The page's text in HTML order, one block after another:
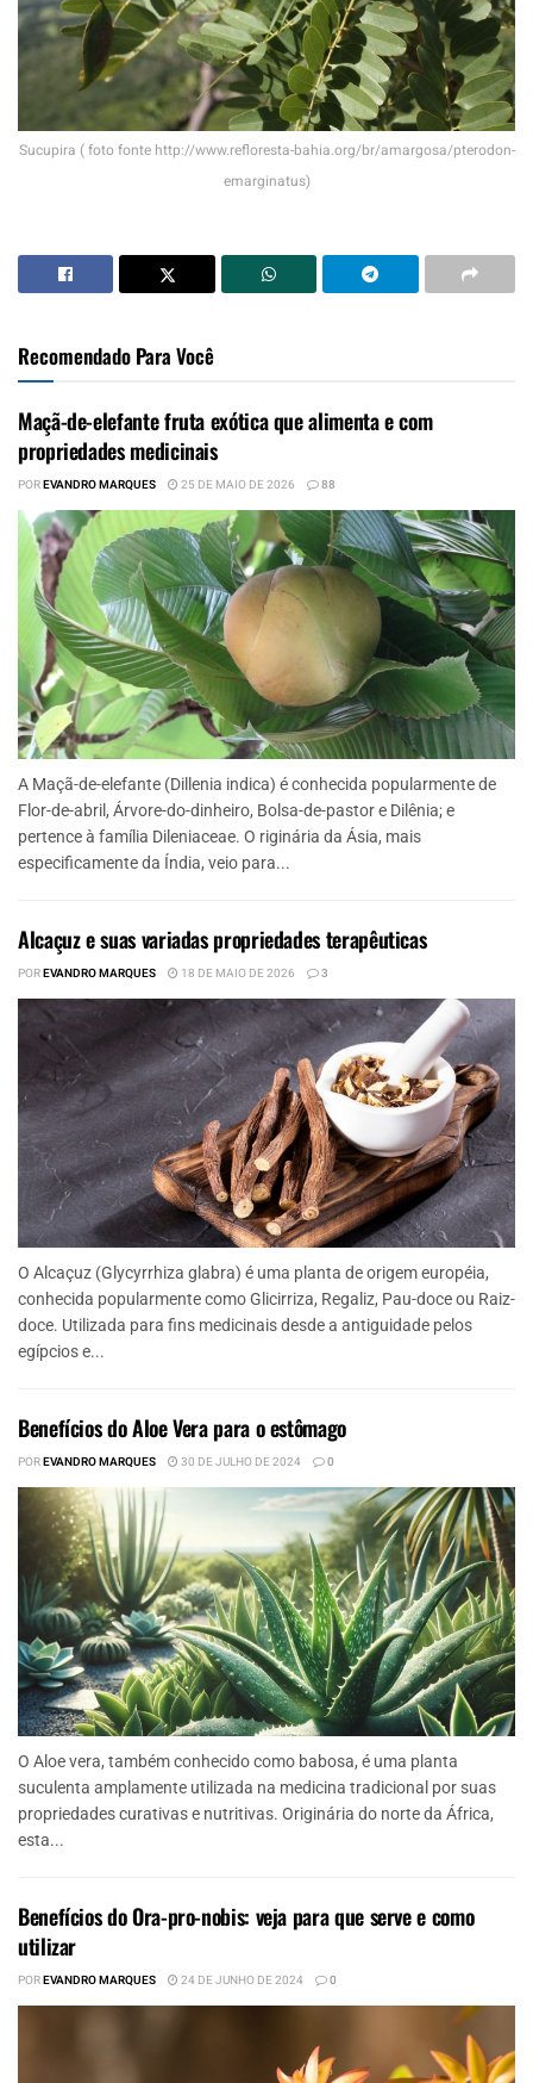
Sucupira ( foto fonte http://www.refloresta-bahia.org/br/amargosa/pterodon-
emarginatus)
Recomendado Para Você
Maçã-de-elefante fruta exótica que alimenta e com
propriedades medicinais
POREVANDRO MARQUES 25 DE MAIO DE 2026 88
A Maçã-de-elefante (Dillenia indica) é conhecida popularmente de
Flor-de-abril, Árvore-do-dinheiro, Bolsa-de-pastor e Dilênia; e
pertence à família Dileniaceae. O riginária da Ásia, mais
especificamente da Índia, veio para...
Alcaçuz e suas variadas propriedades terapêuticas
POREVANDRO MARQUES 18 DE MAIO DE 2026 3
O Alcaçuz (Glycyrrhiza glabra) é uma planta de origem européia,
conhecida popularmente como Glicirriza, Regaliz, Pau-doce ou Raiz-
doce. Utilizada para fins medicinais desde a antiguidade pelos
egípcios e...
Benefícios do Aloe Vera para o estômago
POREVANDRO MARQUES 30 DE JULHO DE 2024 0
O Aloe vera, também conhecido como babosa, é uma planta
suculenta amplamente utilizada na medicina tradicional por suas
propriedades curativas e nutritivas. Originária do norte da África,
esta...
Benefícios do Ora-pro-nobis: veja para que serve e como
utilizar
POREVANDRO MARQUES 24 DE JUNHO DE 2024 0